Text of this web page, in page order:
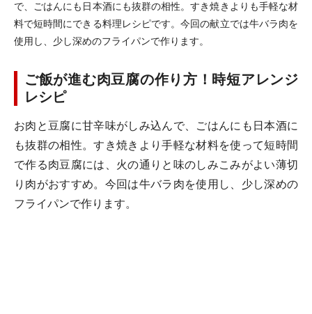
で、ごはんにも日本酒にも抜群の相性。すき焼きよりも手軽な材
料で短時間にできる料理レシピです。今回の献立では牛バラ肉を
使用し、少し深めのフライパンで作ります。
ご飯が進む肉豆腐の作り方！時短アレンジ
レシピ
お肉と豆腐に甘辛味がしみ込んで、ごはんにも日本酒に
も抜群の相性。すき焼きより手軽な材料を使って短時間
で作る肉豆腐には、火の通りと味のしみこみがよい薄切
り肉がおすすめ。今回は牛バラ肉を使用し、少し深めの
フライパンで作ります。